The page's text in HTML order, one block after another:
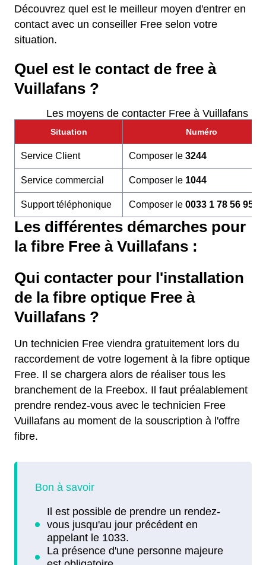
Découvrez quel est le meilleur moyen d'entrer en
contact avec un conseiller Free selon votre
situation.
Quel est le contact de free à
Vuillafans ?
Les moyens de contacter Free à Vuillafans
Situation Numéro
Service Client Composer le 3244
Service commercial Composer le 1044
Support téléphonique Composer le 0033 1 78 56 95 60
Les différentes démarches pour
la fibre Free à Vuillafans :
Qui contacter pour l'installation
de la fibre optique Free à
Vuillafans ?
Un technicien Free viendra gratuitement lors du
raccordement de votre logement à la fibre optique
Free. Il se chargera alors de réaliser tous les
branchement de la Freebox. Il faut préalablement
prendre rendez-vous avec le technicien Free
Vuillafans au moment de la souscription à l'offre
fibre.